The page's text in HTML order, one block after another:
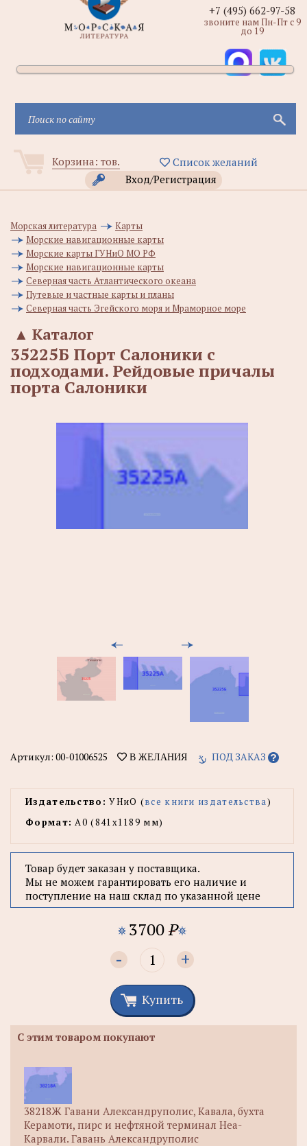
Корзина: тов.
Список желаний
Вход/Регистрация
+7 (495) 662-97-58
звоните нам Пн-Пт с 9
до 19
Морская литература
Карты
Морские навигационные карты
Морские карты ГУНиО МО РФ
Морские навигационные карты
Северная часть Атлантического океана
Путевые и частные карты и планы
Северная часть Эгейского моря и Мраморное море
Каталог
▲
35225Б Порт Салоники с
подходами. Рейдовые причалы
порта Салоники
Артикул: 00-01006525 В ЖЕЛАНИЯ ПОД ЗАКАЗ
Издательство: УНиО (все книги издательства)
Формат: А0 (841x1189 мм)
Товар будет заказан у поставщика.
Мы не можем гарантировать его наличие и
поступление на наш склад по указанной цене
3700P
- +
Купить
С этим товаром покупают
38218Ж Гавани Александруполис, Кавала, бухта
Керамоти, пирс и нефтяной терминал Неа-
Карвали. Гавань Александруполис